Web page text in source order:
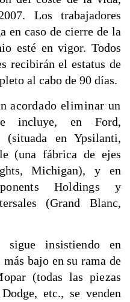
Los trabajadores
en caso de cierre de la
esté en vigor. Todos
recibirán el estatus de
al cabo de 90 días.
acordado eliminar un
incluye, en Ford,
(situada en Ypsilanti,
(una fábrica de ejes
Michigan), y en
Holdings y
(Grand Blanc,
sigue insistiendo en
más bajo en su rama de
(todas las piezas
etc., se venden